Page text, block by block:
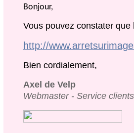
Bonjour,
Vous pouvez constater
http://
Bien cordialement,
Axel de Velp
Webmaster - Service clients